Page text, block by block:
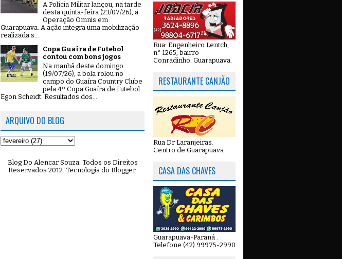
A Polícia Militar lançou, na tarde
desta quinta-feira (23/07/26), a
Operação Omnis em
Guarapuava. A ação integra uma mobilização
realizada s...
Copa Guaíra de Futebol
contou com bons jogos
Na manhã deste domingo
(19/07/26), a bola rolou no
campo do Guaíra Country Clube
pela 4º Copa Guaíra de Futebol
Egon Scheidt. Resultados dos...
ARQUIVO DO BLOG
Blog Do Alencar Souza: Todos os Direitos
Reservados 2012. Tecnologia do Blogger.
Rua: Engenheiro Lentch,
n° 1265, bairro
Conradinho. Guarapuava.
RESTAURANTE CANJÃO
Rua Dr Laranjeiras.
Centro de Guarapuava
CASA DAS CHAVES
Guarapuava-Paraná .
Telefone (42) 99975-2990